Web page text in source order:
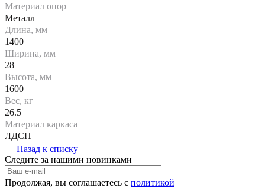
Материал опор
Металл
Длина, мм
1400
Ширина, мм
28
Высота, мм
1600
Вес, кг
26.5
Материал каркаса
ЛДСП
Назад к списку
Следите за нашими новинками
Продолжая, вы соглашаетесь с политикой